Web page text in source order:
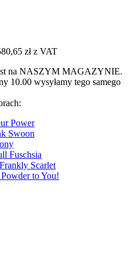
zł z VAT
na NASZYM MAGAZYNIE.
10.00 wysyłamy tego samego
Power
Swoon
Fuschsia
Scarlet
to You!